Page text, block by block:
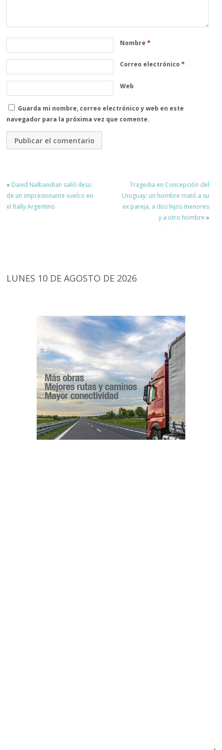
Nombre*
Correo electrónico*
Web
Guarda mi nombre, correo electrónico y web en este
navegador para la próxima vez que comente.
« David Nalbandian salió ileso
de un impresionante vuelco en
el Rally Argentino
Tragedia en Concepción del
Uruguay: un hombre mató a su
ex pareja, a dos hijos menores
y a otro hombre »
LUNES 10 DE AGOSTO DE 2026